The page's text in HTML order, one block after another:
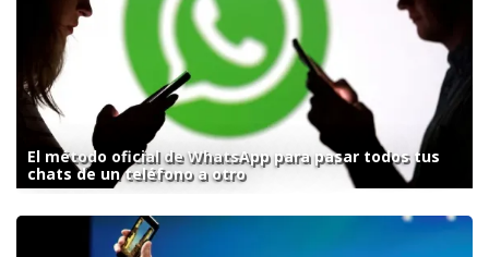
El método oficial de WhatsApp para pasar todos tus
chats de un teléfono a otro